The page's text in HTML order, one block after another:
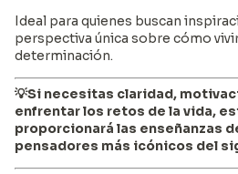
Ideal para quienes buscan
perspectiva única sobre cómo
determinación.
💡Si necesitas claridad,
enfrentar los retos de la vida,
proporcionará las enseñanzas
pensadores más icónicos del